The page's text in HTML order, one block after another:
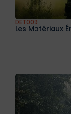
DET009
Les Matériaux